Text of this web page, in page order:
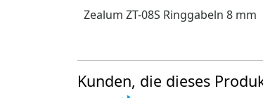
Zealum ZT-08S Ringgabeln 8 mm
Kunden, die dieses